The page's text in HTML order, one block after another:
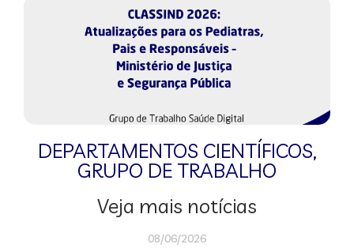
DEPARTAMENTOS CIENTÍFICOS,
GRUPO DE TRABALHO
Veja mais notícias
08/06/2026